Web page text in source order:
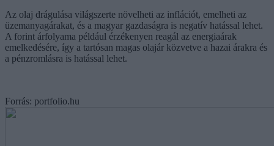
Az olaj drágulása világszerte növelheti az inflációt, emelheti az
üzemanyagárakat, és a magyar gazdaságra is negatív hatással lehet.
A forint árfolyama például érzékenyen reagál az energiaárak
emelkedésére, így a tartósan magas olajár közvetve a hazai árakra és
a pénzromlásra is hatással lehet.
Forrás: portfolio.hu